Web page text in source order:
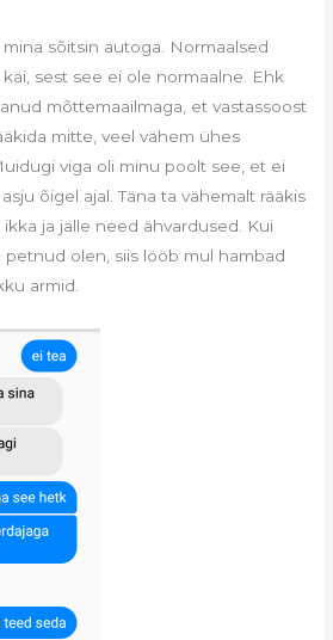
sõitsin autoga. Normaalsed
sest see ei ole normaalne. Ehk
mõttemaailmaga, et vastassoost
mitte, veel vähem ühes
viga oli minu poolt see, et ei
õigel ajal. Täna ta vähemalt rääkis
ja jälle need ähvardused. Kui
olen, siis lööb mul hambad
armid.